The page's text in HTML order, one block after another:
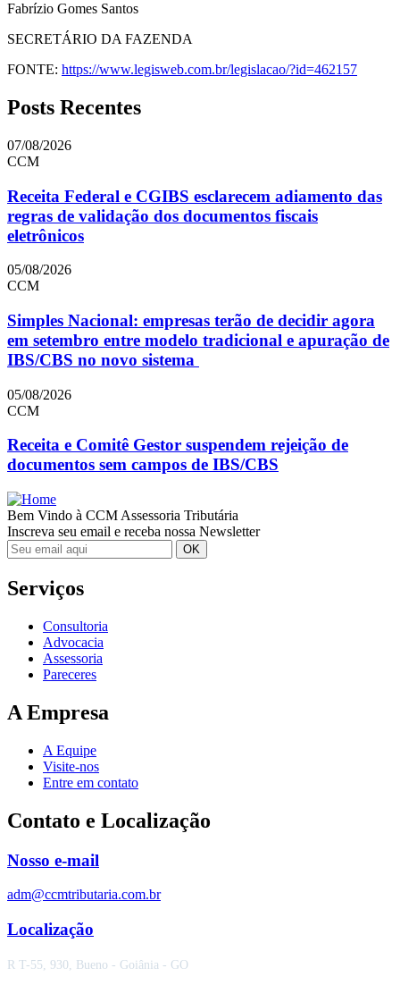
Fabrízio Gomes Santos
SECRETÁRIO DA FAZENDA
FONTE: https://www.legisweb.com.br/legislacao/?id=462157
Posts Recentes
07/08/2026
CCM
Receita Federal e CGIBS esclarecem adiamento das
regras de validação dos documentos fiscais
eletrônicos
05/08/2026
CCM
Simples Nacional: empresas terão de decidir agora
em setembro entre modelo tradicional e apuração de
IBS/CBS no novo sistema
05/08/2026
CCM
Receita e Comitê Gestor suspendem rejeição de
documentos sem campos de IBS/CBS
Bem Vindo à CCM Assessoria Tributária
Inscreva seu email e receba nossa Newsletter
Serviços
Consultoria
Advocacia
Assessoria
Pareceres
A Empresa
A Equipe
Visite-nos
Entre em contato
Contato e Localização
Nosso e-mail
adm@ccmtributaria.com.br
Localização
R T-55, 930, Bueno - Goiânia - GO